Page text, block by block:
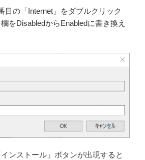
目の「Internet」をダブルクリック
をDisabledからEnabledに書き換え
ンストール」ボタンが出現すると